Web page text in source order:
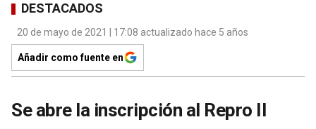
DESTACADOS
20 de mayo de 2021 | 17:08 actualizado hace 5 años
Añadir como fuente en
Se abre la inscripción al Repro II